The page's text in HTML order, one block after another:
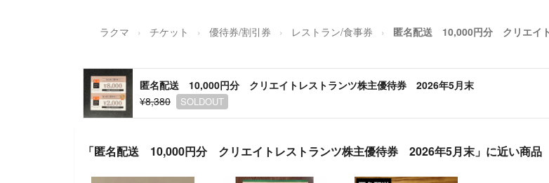
ラクマ チケット 優待券/割引券 レストラン/食事券 匿名配送 10,000円分 クリエイ
匿名配送 10,000円分 クリエイトレストランツ株主優待券 2026年5月末
¥8,380
SOLDOUT
「匿名配送 10,000円分 クリエイトレストランツ株主優待券 2026年5月末」に近い商品